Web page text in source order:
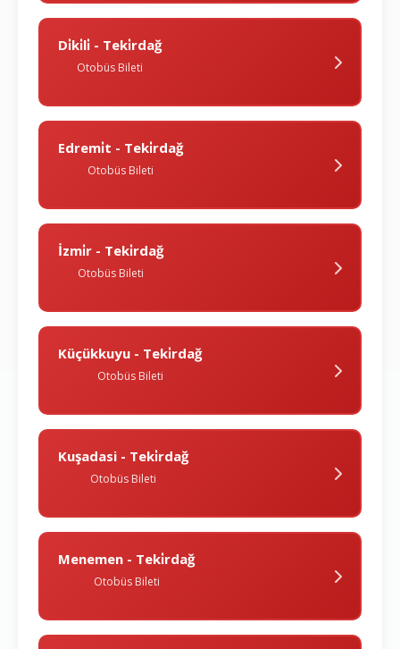
Di̇ki̇li̇ - Teki̇rdağ
Otobüs Bileti
Edremi̇t - Teki̇rdağ
Otobüs Bileti
İzmi̇r - Teki̇rdağ
Otobüs Bileti
Küçükkuyu - Teki̇rdağ
Otobüs Bileti
Kuşadasi - Teki̇rdağ
Otobüs Bileti
Menemen - Teki̇rdağ
Otobüs Bileti